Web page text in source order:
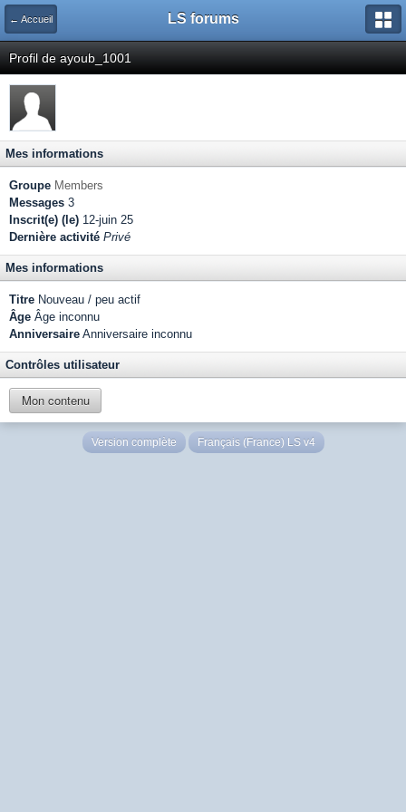
← Accueil LS forums
Profil de ayoub_1001
Mes informations
Groupe Members
Messages 3
Inscrit(e) (le) 12-juin 25
Dernière activité Privé
Mes informations
Titre Nouveau / peu actif
Âge Âge inconnu
Anniversaire Anniversaire inconnu
Contrôles utilisateur
Mon contenu
Version complète Français (France) LS v4